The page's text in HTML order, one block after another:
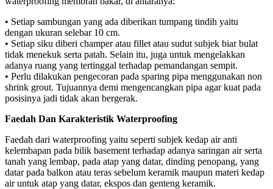
• Setiap sambungan yang ada diberikan tumpang tindih yaitu
dengan ukuran selebar 10 cm.
• Setiap siku diberi champer atau fillet atau sudut subjek biar bulat
tidak menekuk serta patah. Selain itu, juga untuk mengelakkan
adanya ruang yang tertinggal terhadap pemandangan sempit.
• Perlu dilakukan pengecoran pada sparing pipa menggunakan non
shrink grout. Tujuannya demi mengencangkan pipa agar kuat pada
posisinya jadi tidak akan bergerak.
Faedah Dan Karakteristik Waterproofing
Faedah dari waterproofing yaitu seperti subjek kedap air anti
kelembapan pada bilik basement terhadap adanya saringan air serta
tanah yang lembap, pada atap yang datar, dinding penopang, yang
datar pada balkon atau teras sebelum keramik maupun materi kedap
air untuk atap yang datar, ekspos dan genteng keramik.